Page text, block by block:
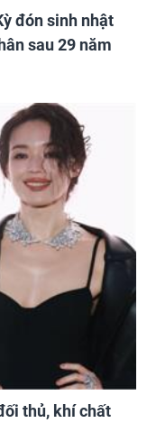
đón sinh nhật
sau 29 năm
thủ, khí chất